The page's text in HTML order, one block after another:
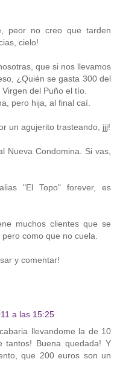
peor no creo que tarden
cielo!
que si nos llevamos
¿Quién se gasta 300 del
del Puño el tío.
pero hija, al final caí.
un agujerito trasteando, jjj!
Nueva Condomina. Si vas,
"El Topo" forever, es
muchos clientes que se
como que no cuela.
y comentar!
a las 15:25
llevandome la de 10
tantos! Buena quedada! Y
que 200 euros son un